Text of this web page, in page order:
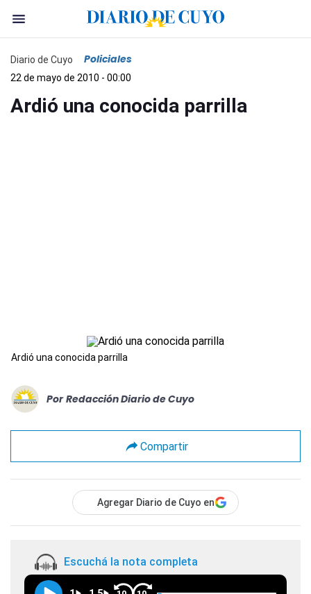
Diario de Cuyo Policiales
22 de mayo de 2010 - 00:00
Ardió una conocida parrilla
Ardió una conocida parrilla
Por Redacción Diario de Cuyo
Compartir
Agregar Diario de Cuyo en
Escuchá la nota completa